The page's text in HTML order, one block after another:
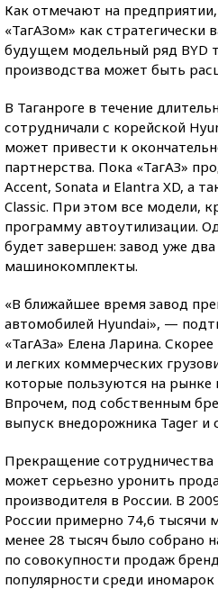
Как отмечают на
«ТагАЗом» как стратегически
будущем модельный ряд BYD
производства может быть
В Таганроге в течение
сотрудничали с корейской
может привести к
партнерства. Пока «ТагАЗ»
Accent, Sonata и Elantra XD, а
Classic. При этом все модели,
программу автоутилизации.
будет завершен: завод уже
машинокомплекты.
«В ближайшее время завод
автомобилей Hyundai», —
«ТагАЗа» Елена Ларина.
и легких коммерческих
которые пользуются на рынке
Впрочем, под собственным
выпуск внедорожника Tager и
Прекращение сотрудничества
может серьезно уронить
производителя в России. В
России примерно 74,6 тысячи
менее 28 тысяч было собрано
по совокупности продаж
популярности среди иномарок